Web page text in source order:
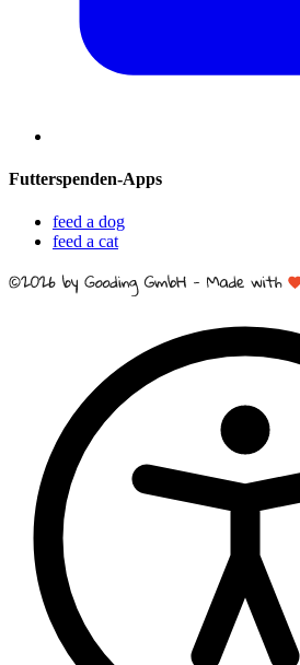
Futterspenden-Apps
feed a dog
feed a cat